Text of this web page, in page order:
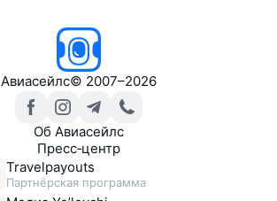
Авиасейлс© 2007–2026
Об Авиасейлс
Пресс‑центр
Travelpayouts
Партнёрская программа